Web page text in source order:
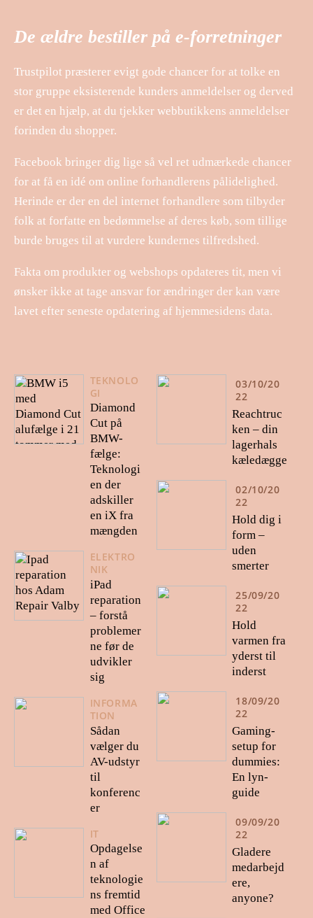
De ældre bestiller på e-forretninger
Trustpilot præsterer evigt gode chancer for at tolke en
stor gruppe eksisterende kunders anmeldelser og derved
er det en hjælp, at du tjekker webbutikkens anmeldelser
forinden du shopper.
Facebook bringer dig lige så vel ret udmærkede chancer
for at få en idé om online forhandlerens pålidelighed.
Herinde er der en del internet forhandlere som tilbyder
folk at forfatte en bedømmelse af deres køb, som tillige
burde bruges til at vurdere kundernes tilfredshed.
Fakta om produkter og webshops opdateres tit, men vi
ønsker ikke at tage ansvar for ændringer der kan være
lavet efter seneste opdatering af hjemmesidens data.
TEKNOLO
GI
Diamond
Cut på
BMW-
fælge:
Teknologi
en der
adskiller
en iX fra
mængden
ELEKTRO
NIK
iPad
reparation
– forstå
problemer
ne før de
udvikler
sig
INFORMA
TION
Sådan
vælger du
AV-udstyr
til
konferenc
er
IT
Opdagelse
n af
teknologie
ns fremtid
med Office
03/10/20
22
Reachtruc
ken – din
lagerhals
kæledægge
02/10/20
22
Hold dig i
form –
uden
smerter
25/09/20
22
Hold
varmen fra
yderst til
inderst
18/09/20
22
Gaming-
setup for
dummies:
En lyn-
guide
09/09/20
22
Gladere
medarbejd
ere,
anyone?